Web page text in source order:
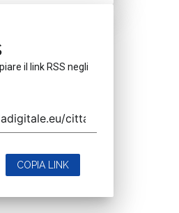
il link RSS negli
COPIA LINK